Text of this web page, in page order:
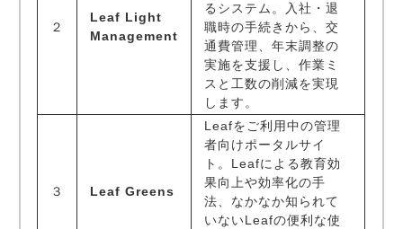
２
Leaf Light
Management
るシステム。入社・退
職時の手続きから、交
通費管理、年末調整の
実施を支援し、作業ミ
スと工数の削減を実現
します。
３ Leaf Greens
Leafをご利用中の管理
者向けポータルサイ
ト。Leafによる教育効
果向上や効率化の手
法、なかなか知られて
いないLeafの便利な使